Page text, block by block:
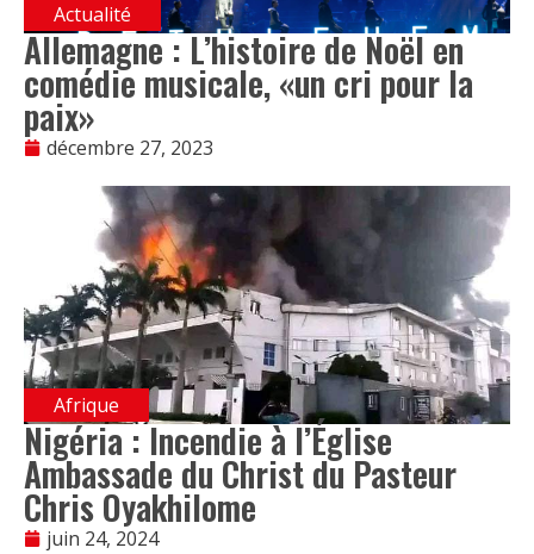
Actualité
Allemagne : L’histoire de Noël en
comédie musicale, «un cri pour la
paix»
décembre 27, 2023
Afrique
Nigéria : Incendie à l’Église
Ambassade du Christ du Pasteur
Chris Oyakhilome
juin 24, 2024